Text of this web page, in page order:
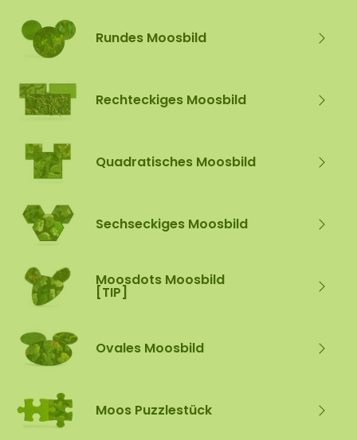
Rundes Moosbild
Rechteckiges Moosbild
Quadratisches Moosbild
Sechseckiges Moosbild
Moosdots Moosbild
[TIP]
Ovales Moosbild
Moos Puzzlestück